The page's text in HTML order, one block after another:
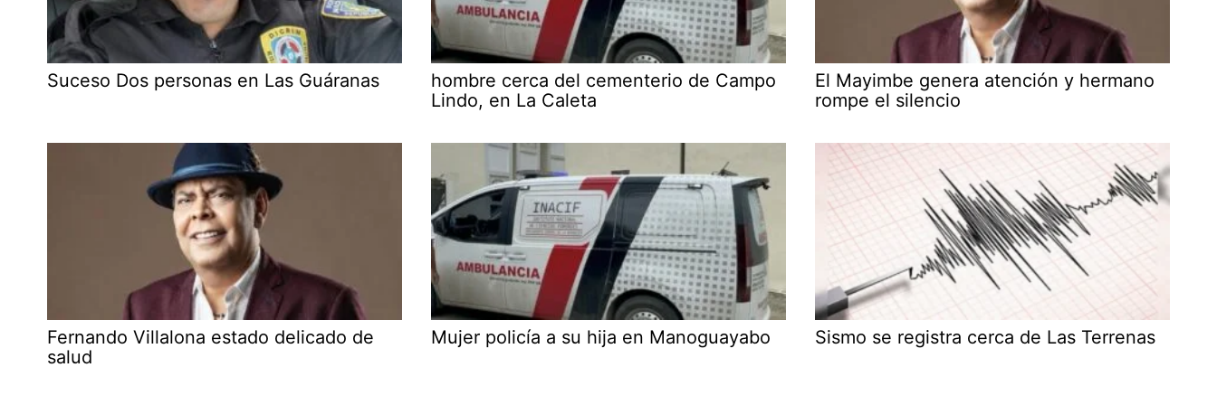
Suceso Dos personas en Las Guáranas
hombre cerca del cementerio de Campo
Lindo, en La Caleta
El Mayimbe genera atención y hermano
rompe el silencio
Fernando Villalona estado delicado de
salud
Mujer policía a su hija en Manoguayabo Sismo se registra cerca de Las Terrenas